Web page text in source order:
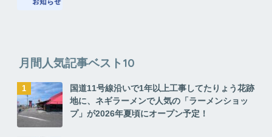
月間人気記事ベスト10
国道11号線沿いで1年以上工事してたりょう花跡
地に、ネギラーメンで人気の「ラーメンショッ
プ」が2026年夏頃にオープン予定！